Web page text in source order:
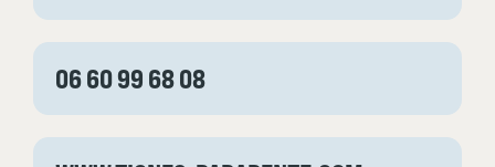
06 60 99 68 08